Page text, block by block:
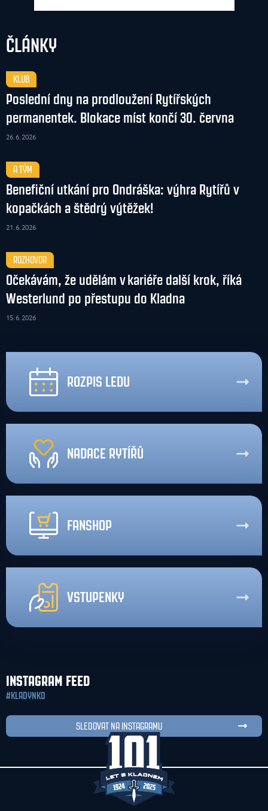
ČLÁNKY
KLUB
Poslední dny na prodloužení Rytířských
permanentek. Blokace míst končí 30. června
26. 6. 2026
A TÝM
Benefiční utkání pro Ondráška: výhra Rytířů v
kopačkách a štědrý výtěžek!
21. 6. 2026
ROZHOVOR
Očekávám, že udělám v kariéře další krok, říká
Westerlund po přestupu do Kladna
15. 6. 2026
ROZPIS LEDU
NADACE RYTÍŘŮ
FANSHOP
VSTUPENKY
INSTAGRAM FEED
#KLADYNKO
SLEDOVAT NA INSTAGRAMU